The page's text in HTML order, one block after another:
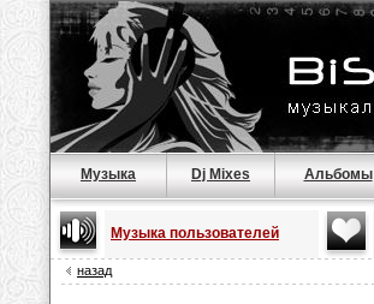
Музыка Dj Mixes Альбомы
Музыка пользователей
назад